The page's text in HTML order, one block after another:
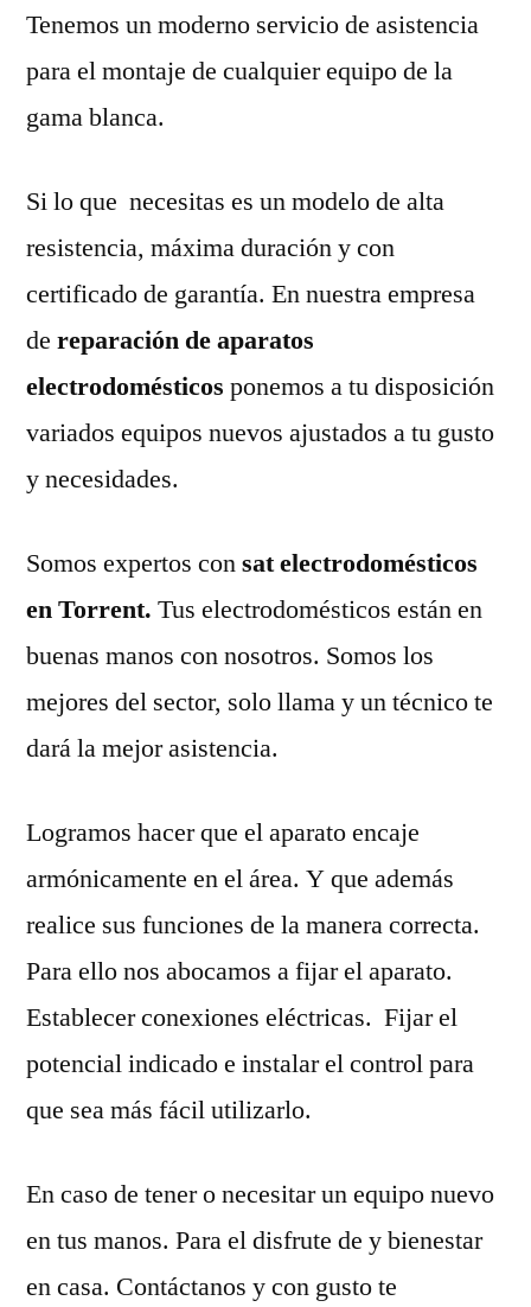
Tenemos un moderno servicio de asistencia
para el montaje de cualquier equipo de la
gama blanca.
Si lo que necesitas es un modelo de alta
resistencia, máxima duración y con
certificado de garantía. En nuestra empresa
de reparación de aparatos
electrodomésticos ponemos a tu disposición
variados equipos nuevos ajustados a tu gusto
y necesidades.
Somos expertos consat electrodomésticos
en Torrent. Tus electrodomésticos están en
buenas manos con nosotros. Somos los
mejores del sector, solo llama y un técnico te
dará la mejor asistencia.
Logramos hacer que el aparato encaje
armónicamente en el área. Y que además
realice sus funciones de la manera correcta.
Para ello nos abocamos a fijar el aparato.
Establecer conexiones eléctricas. Fijar el
potencial indicado e instalar el control para
que sea más fácil utilizarlo.
En caso de tener o necesitar un equipo nuevo
en tus manos. Para el disfrute de y bienestar
en casa. Contáctanos y con gusto te